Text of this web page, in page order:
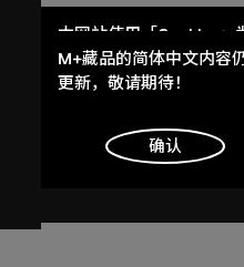
呂西安．埃爾韋
勒．柯比意於印
本网站使用「Cookies」
提供最好的网站体验。
了解更多
明白
M+藏品的简体中文内容
更新，敬请期待！
确认